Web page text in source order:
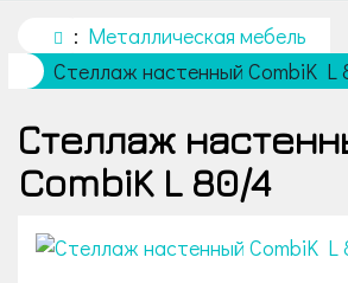
Металлическая мебель
Стеллаж настенный CombiK L
Стеллаж
CombiK L 80/4